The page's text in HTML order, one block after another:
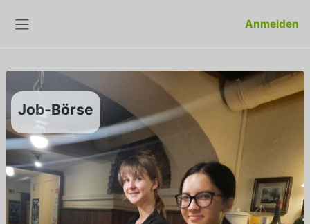
Anmelden
Job-Börse